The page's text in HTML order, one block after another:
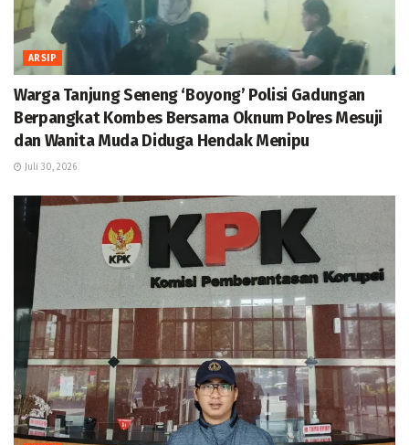
ARSIP
Warga Tanjung Seneng ‘Boyong’ Polisi Gadungan
Berpangkat Kombes Bersama Oknum Polres Mesuji
dan Wanita Muda Diduga Hendak Menipu
Juli 30, 2026